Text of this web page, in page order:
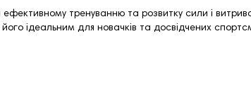
тренуванню та розвитку сили і
ідеальним для новачків та досвідчених